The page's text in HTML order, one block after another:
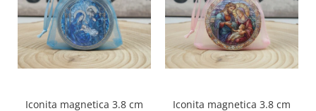
Iconita magnetica 3.8 cm
Iconita magnetica 3.8 cm